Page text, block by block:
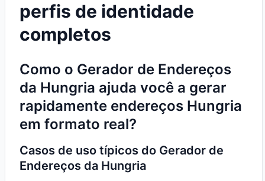
perfis de identidade
completos
Como o Gerador de Endereços
da Hungria ajuda você a gerar
rapidamente endereços Hungria
em formato real?
Casos de uso típicos do Gerador de
Endereços da Hungria